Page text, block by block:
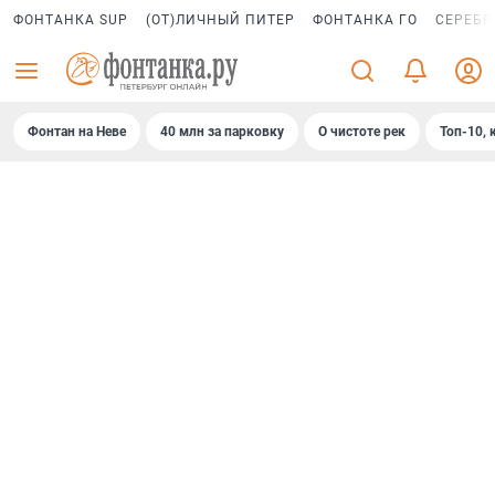
ФОНТАНКА SUP (ОТ)ЛИЧНЫЙ ПИТЕР ФОНТАНКА ГО
Фонтан на Неве 40 млн за парковку О чистоте рек Топ-10,